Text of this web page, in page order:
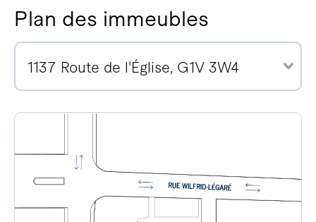
Plan des immeubles
1137 Route de l'Église, G1V 3W4